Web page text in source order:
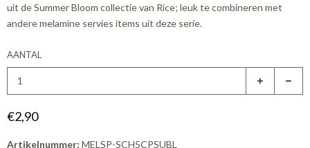
uit de Summer Bloom collectie van Rice; leuk te combineren met
andere melamine servies items uit deze serie.
AANTAL
€2,90
Artikelnummer: MELSP-SCH5CPSUBL